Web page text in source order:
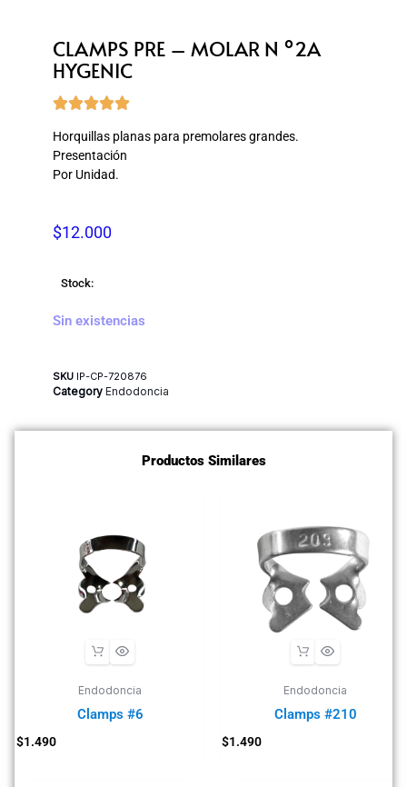
CLAMPS PRE – MOLAR N º2A
HYGENIC

Horquillas planas para premolares grandes.
Presentación
Por Unidad.
$12.000
Stock:
Sin existencias
SKU IP-CP-720876
Category Endodoncia
Productos Similares
Endodoncia
Clamps #6
$1.490
Endodoncia
Clamps #210
$1.490